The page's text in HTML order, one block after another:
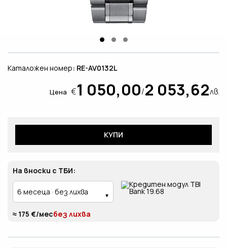
Каталожен номер: RE-AV0132L
Цена €1 050,00/2 053,62лв.
КУПИ
На вноски с ТБИ:
≈ 175 €/месбез лихва